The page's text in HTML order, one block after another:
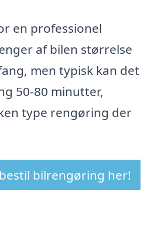
en professionel
af bilen størrelse
men typisk kan det
50-80 minutter,
type rengøring der
bilrengøring her!